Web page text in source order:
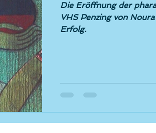
Die Eröffnung der
VHS Penzing von
Erfolg.